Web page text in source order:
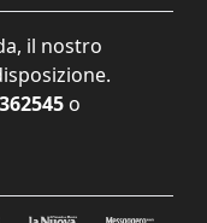
il nostro
o